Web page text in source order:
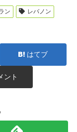
ン レバノン
はてブ
ント